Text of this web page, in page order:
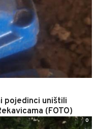
pojedinci uništili
(FOTO)
0